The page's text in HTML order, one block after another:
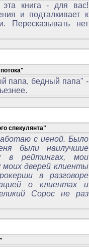
эта книга - для вас!
и подталкивает к
Пересказывать нет
папа, бедный папа" -
спекулянта"
с иеной. Было
были наилучшие
в рейтингах, мои
моих дверей клиенты
в разговоре
о клиентах и
Сорос не раз